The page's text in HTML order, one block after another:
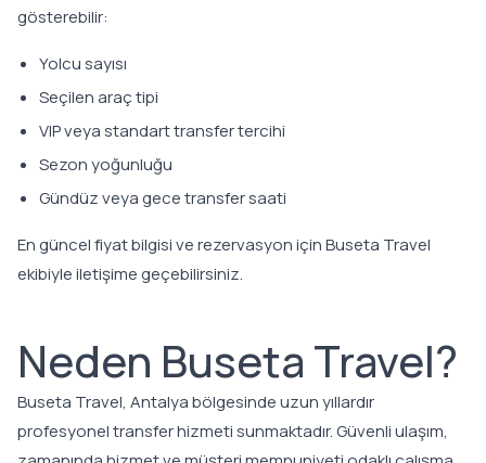
gösterebilir:
Yolcu sayısı
Seçilen araç tipi
VIP veya standart transfer tercihi
Sezon yoğunluğu
Gündüz veya gece transfer saati
En güncel fiyat bilgisi ve rezervasyon için Buseta Travel
ekibiyle iletişime geçebilirsiniz.
Neden Buseta Travel?
Buseta Travel, Antalya bölgesinde uzun yıllardır
profesyonel transfer hizmeti sunmaktadır. Güvenli ulaşım,